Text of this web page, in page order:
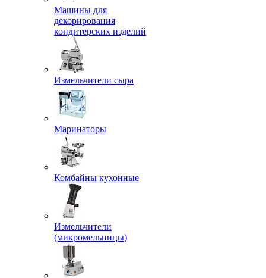
Машины для
декорирования
кондитерских изделий
Измельчители сыра
Маринаторы
Комбайны кухонные
Измельчители
(микромельницы)